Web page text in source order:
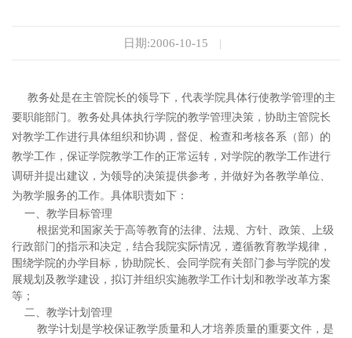
日期:2006-10-15 |
教务处是在主管院长的领导下，代表学院具体行使教学管理的主
要职能部门。教务处具体执行学院的教学管理决策，协助主管院长
对教学工作进行具体组织和协调，督促、检查和考核各系（部）的
教学工作，保证学院教学工作的正常运转，对学院的教学工作进行
调研并提出建议，为领导的决策提供参考，并做好为各教学单位、
为教学服务的工作。具体职责如下：
一、教学目标管理
根据党和国家关于高等教育的法律、法规、方针、政策、上级
行政部门的指示和决定，结合我院实际情况，遵循教育教学规律，
围绕学院的办学目标，协助院长、会同学院有关部门参与学院的发
展规划及教学建设，拟订并组织实施教学工作计划和教学改革方案
等；
二、教学计划管理
教学计划是学校保证教学质量和人才培养质量的重要文件，是